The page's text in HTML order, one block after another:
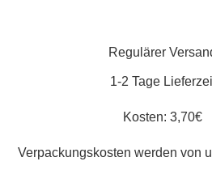
Regulärer
1-2 Tage
Kosten: 3,70€
Verpackungskosten werden von